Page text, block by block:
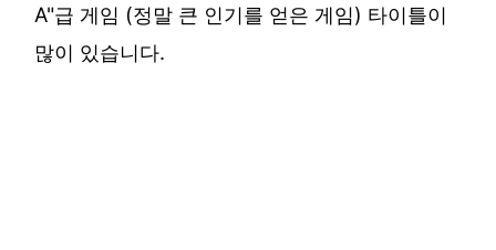
A"급 게임 (정말 큰 인기를 얻은 게임) 타이틀이
많이 있습니다.